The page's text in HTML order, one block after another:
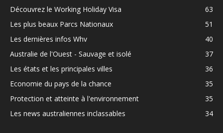
Découvrez le Working Holiday Visa
63
Les plus beaux Parcs Nationaux
51
Les dernières infos Whv
40
Australie de l'Ouest - Sauvage et isolé
37
Les états et les principales villes
36
Economie du pays de la chance
35
Protection et atteinte à l'environnement
35
Les news australiennes inclassables
34